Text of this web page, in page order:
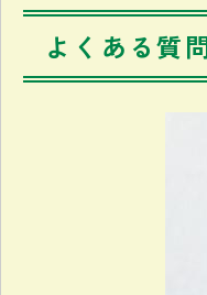
よくある質問